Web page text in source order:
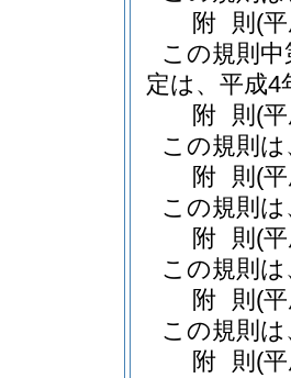
附 則 (
この規則
定は、平成4
附 則 (
この規則
附 則 (
この規則
附 則 (
この規則
附 則 (
この規則
附 則 (